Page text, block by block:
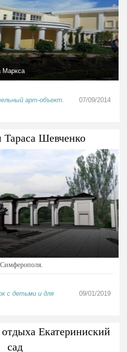
арт-объект.
07/09/2014
Шевченко
с детьми и для
09/01/2019
Екатериниский
сад